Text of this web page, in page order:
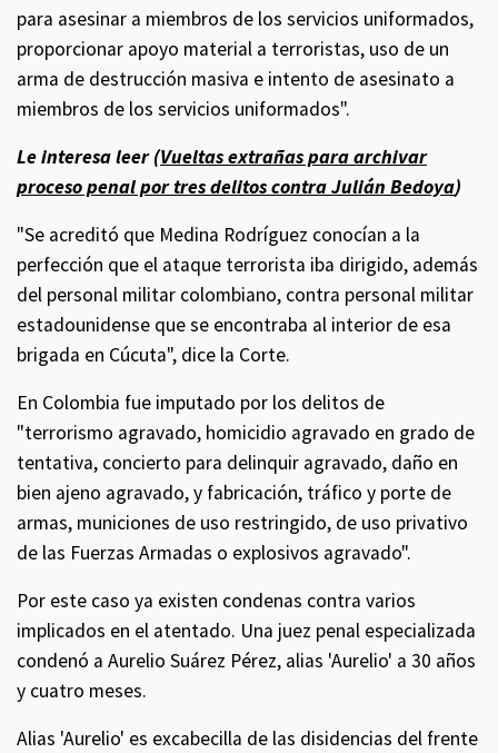
para asesinar a miembros de los servicios uniformados,
proporcionar apoyo material a terroristas, uso de un
arma de destrucción masiva e intento de asesinato a
miembros de los servicios uniformados".
Le interesa leer (Vueltas extrañas para archivar
proceso penal por tres delitos contra Julián Bedoya)
"Se acreditó que Medina Rodríguez conocían a la
perfección que el ataque terrorista iba dirigido, además
del personal militar colombiano, contra personal militar
estadounidense que se encontraba al interior de esa
brigada en Cúcuta", dice la Corte.
En Colombia fue imputado por los delitos de
"terrorismo agravado, homicidio agravado en grado de
tentativa, concierto para delinquir agravado, daño en
bien ajeno agravado, y fabricación, tráfico y porte de
armas, municiones de uso restringido, de uso privativo
de las Fuerzas Armadas o explosivos agravado".
Por este caso ya existen condenas contra varios
implicados en el atentado. Una juez penal especializada
condenó a Aurelio Suárez Pérez, alias 'Aurelio' a 30 años
y cuatro meses.
Alias 'Aurelio' es excabecilla de las disidencias del frente